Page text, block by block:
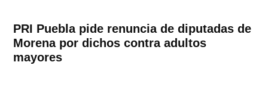
PRI Puebla pide renuncia de diputadas de
Morena por dichos contra adultos
mayores